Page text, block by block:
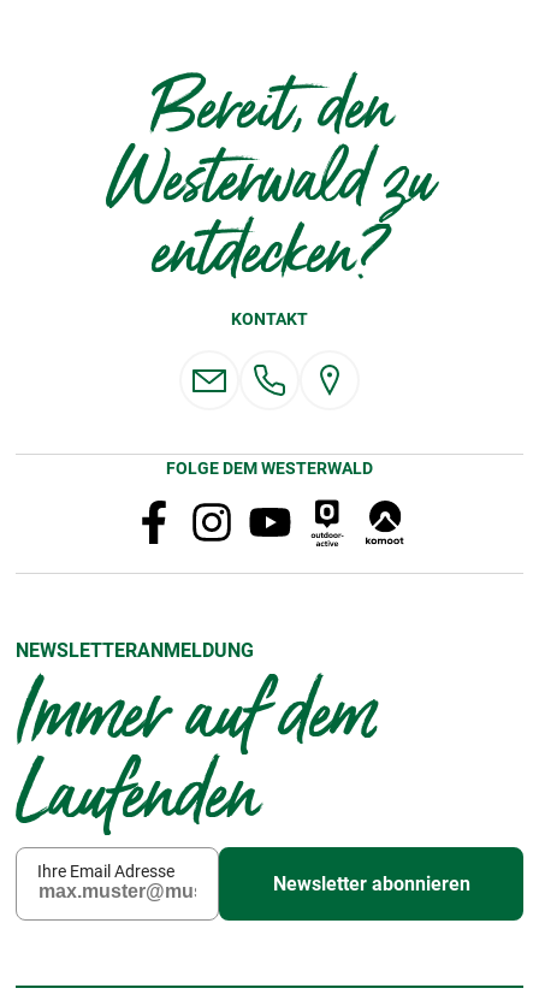
Bereit, den
Westerwald zu
entdecken?
KONTAKT
FOLGE DEM WESTERWALD
NEWSLETTERANMELDUNG
Immer auf dem
Laufenden
Ihre Email Adresse
Newsletter abonnieren